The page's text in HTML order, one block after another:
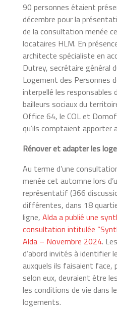
90 personnes étaient
décembre pour la
de la consultation menée
locataires HLM. En
architecte spécialiste en
Dutrey, secrétaire général
Logement des Personnes
interpellé les responsables
bailleurs sociaux du
Office 64, le COL et
qu’ils comptaient apporter
Rénover et adapter les
Au terme d’une
menée cet automne lors
représentatif (366
différentes, dans 18
ligne, Alda a publié une
consultation intitulée
Alda – Novembre 2024.
d’abord invités à identifier
auxquels ils faisaient face,
selon eux, devraient être
les conditions de vie dans
logements.